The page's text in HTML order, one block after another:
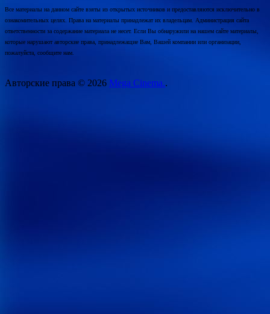
Все материалы на данном сайте взяты из открытых источников и предоставляются исключительно в
ознакомительных целях. Права на материалы принадлежат их владельцам. Администрация сайта
ответственности за содержание материала не несет. Если Вы обнаружили на нашем сайте материалы,
которые нарушают авторские права, принадлежащие Вам, Вашей компании или организации,
пожалуйста, сообщите нам.
Авторские права © 2026 Mega Cinema..